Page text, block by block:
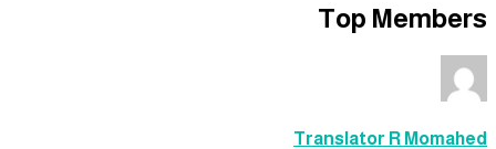
Top
Translator R